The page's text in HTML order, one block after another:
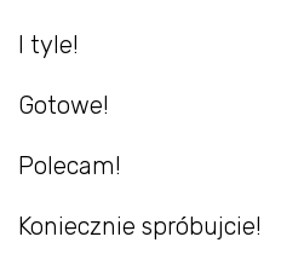
I tyle!
Gotowe!
Polecam!
Koniecznie spróbujcie!